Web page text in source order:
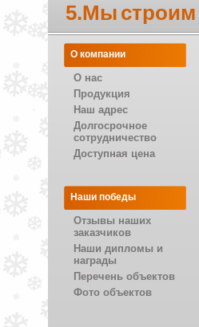
5.Мы строим
О компании
О нас
Продукция
Наш адрес
Долгосрочное
сотрудничество
Доступная цена
Наши победы
Отзывы наших
заказчиков
Наши дипломы и
награды
Перечень объектов
Фото объектов